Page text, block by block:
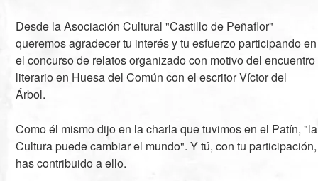
Desde la Asociación Cultural "Castillo de Peñaflor"
queremos agradecer tu interés y tu esfuerzo participando en
el concurso de relatos organizado con motivo del encuentro
literario en Huesa del Común con el escritor Víctor del
Árbol.
Como él mismo dijo en la charla que tuvimos en el Patín, "la
Cultura puede cambiar el mundo". Y tú, con tu participación,
has contribuido a ello.